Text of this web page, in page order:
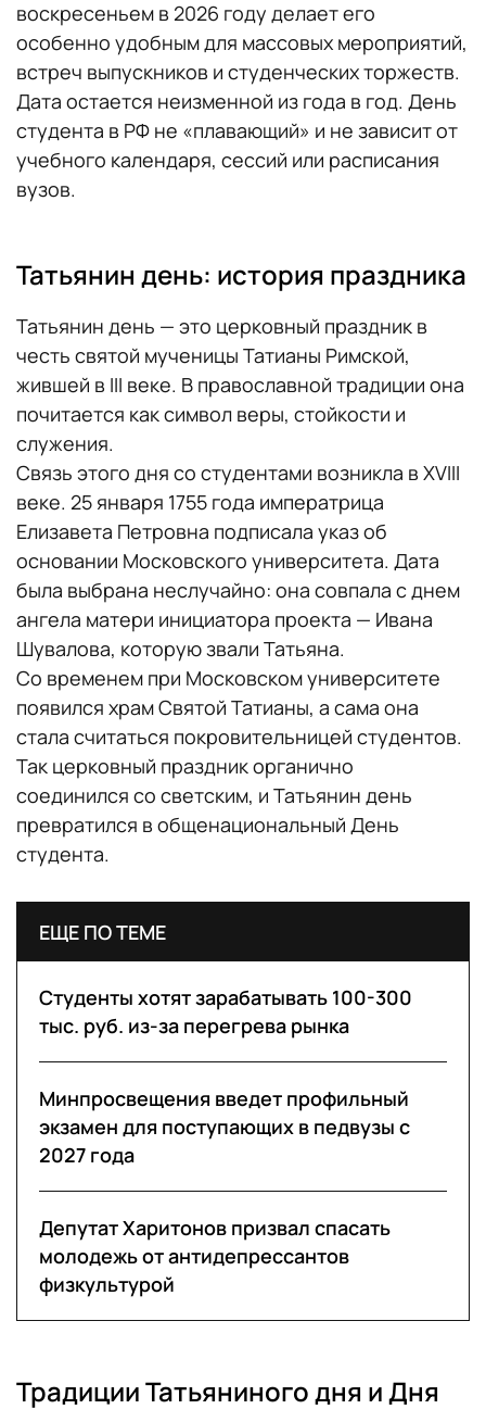
воскресеньем в 2026 году делает его
особенно удобным для массовых мероприятий,
встреч выпускников и студенческих торжеств.
Дата остается неизменной из года в год. День
студента в РФ не «плавающий» и не зависит от
учебного календаря, сессий или расписания
вузов.
Татьянин день: история праздника
Татьянин день — это церковный праздник в
честь святой мученицы Татианы Римской,
жившей в III веке. В православной традиции она
почитается как символ веры, стойкости и
служения.
Связь этого дня со студентами возникла в XVIII
веке. 25 января 1755 года императрица
Елизавета Петровна подписала указ об
основании Московского университета. Дата
была выбрана неслучайно: она совпала с днем
ангела матери инициатора проекта — Ивана
Шувалова, которую звали Татьяна.
Со временем при Московском университете
появился храм Святой Татианы, а сама она
стала считаться покровительницей студентов.
Так церковный праздник органично
соединился со светским, и Татьянин день
превратился в общенациональный День
студента.
ЕЩЕ ПО ТЕМЕ
Студенты хотят зарабатывать 100-300
тыс. руб. из-за перегрева рынка
Минпросвещения введет профильный
экзамен для поступающих в педвузы с
2027 года
Депутат Харитонов призвал спасать
молодежь от антидепрессантов
физкультурой
Традиции Татьяниного дня и Дня